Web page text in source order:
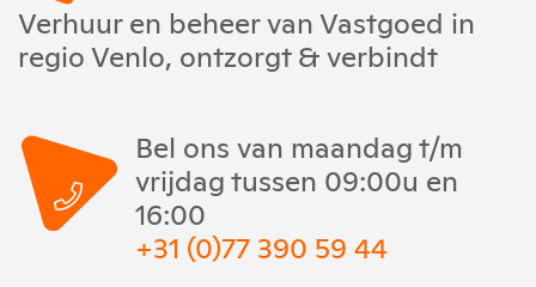
Verhuur en beheer van Vastgoed in
regio Venlo, ontzorgt & verbindt
Bel ons van maandag t/m
vrijdag tussen 09:00u en
16:00
+31 (0)77 390 59 44